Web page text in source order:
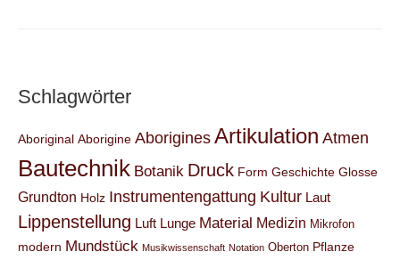
Schlagwörter
Aboriginal Aborigine AboriginesArtikulation Atmen
Bautechnik Botanik Druck Form Geschichte Glosse
Grundton Holz Instrumentengattung Kultur Laut
Lippenstellung Luft Lunge Material Medizin Mikrofon
modern Mundstück Musikwissenschaft Notation Oberton Pflanze